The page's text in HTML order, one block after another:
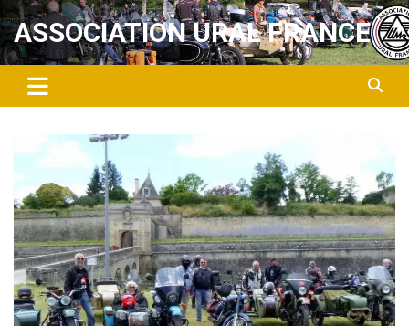
Aller
au
contenu
ASSOCIATION URAL FRANCE